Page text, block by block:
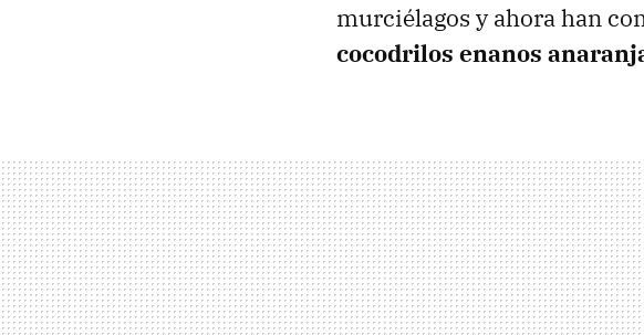
murciélagos y ahora han
cocodrilos enanos